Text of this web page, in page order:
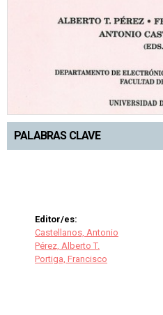
PALABRAS CLAVE
Editor/es:
Castellanos, Antonio
Pérez, Alberto T.
Portiga, Francisco